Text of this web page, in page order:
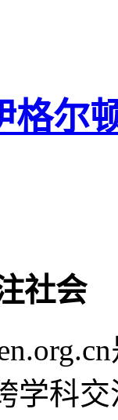
格尔
社会
学科